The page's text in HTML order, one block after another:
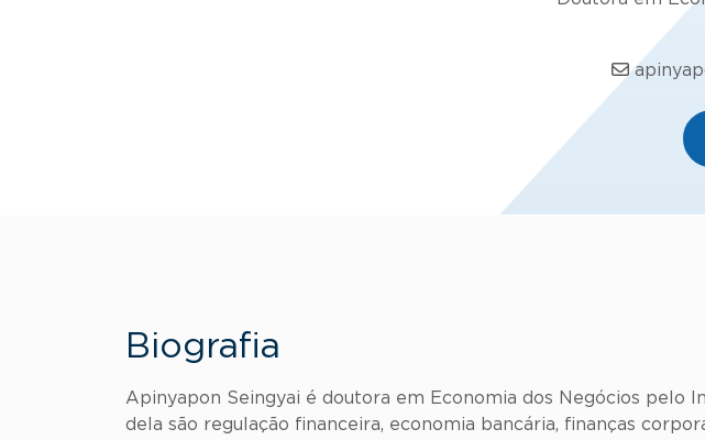
Biografia
Apinyapon Seingyai é doutora em Economia dos Negócios pelo
dela são regulação financeira, economia bancária, finanças